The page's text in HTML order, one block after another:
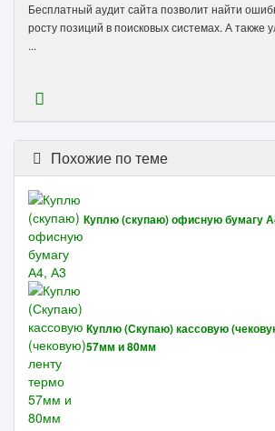
Бесплатный аудит сайта позволит найти
росту позиций в поисковых системах. А также
...
Похожие по теме
Куплю (скупаю) офисную бумагу
Куплю (Скупаю) кассовую
57мм и 80мм